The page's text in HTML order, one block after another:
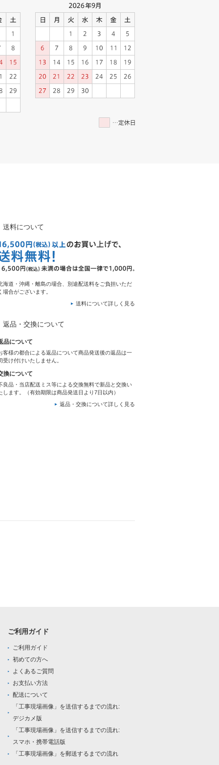
送料について
海道・沖縄・離島の場合、別途配送料をご負担いただ
場合がございます。
送料について詳しく見る
返品・交換について
品について
客様の都合による返品について商品発送後の返品は一
受け付けいたしません。
換について
良品・当店配送ミス等による交換無料で新品と交換い
します。（有効期限は商品発送日より7日以内）
返品・交換について詳しく見る
ご利用ガイド
ご利用ガイド
初めての方へ
よくあるご質問
お支払い方法
配送について
「工事現場画像」を送信するまでの流れ:
デジカメ版
「工事現場画像」を送信するまでの流れ:
スマホ・携帯電話版
「工事現場画像」を郵送するまでの流れ